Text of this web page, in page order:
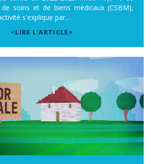
soins et de biens médicaux (CSBM),
s'explique par...
<LIRE L’ARTICLE>